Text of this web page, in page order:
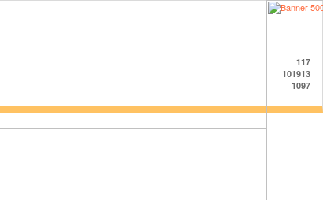
117
101913
1097